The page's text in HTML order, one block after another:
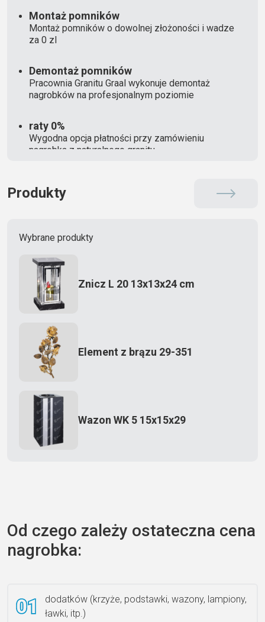
Montaż pomników
Montaż pomników o dowolnej złożoności i wadze
za 0 zl
Demontaż pomników
Pracownia Granitu Graal wykonuje demontaż
nagrobków na profesjonalnym poziomie
raty 0%
Wygodna opcja płatności przy zamówieniu
nagrobka z naturalnego granitu
Produkty
Wybrane produkty
Znicz L 20 13x13x24 cm
Element z brązu 29-351
Wazon WK 5 15x15x29
Książka 2
Od czego zależy ostateczna cena
nagrobka:
dodatków (krzyże, podstawki, wazony, lampiony,
ławki, itp.)